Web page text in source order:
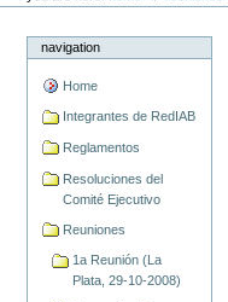
navigation
Home
Integrantes de RedIAB
Reglamentos
Resoluciones del
Comité Ejecutivo
Reuniones
1a Reunión (La
Plata, 29-10-2008)